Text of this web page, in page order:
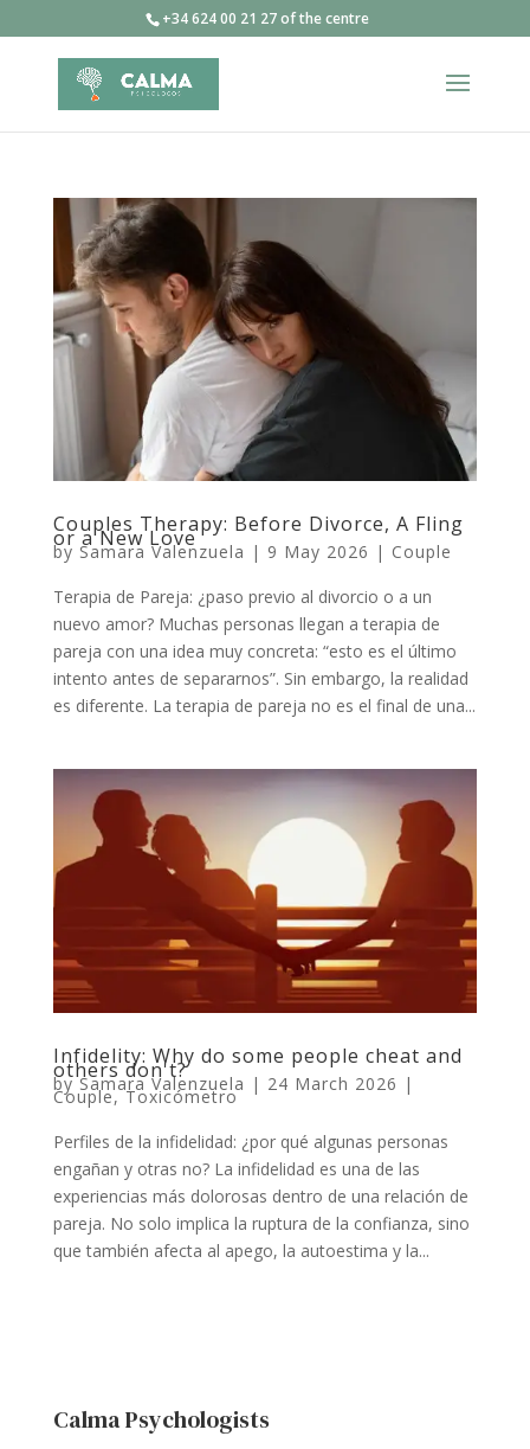
+34 624 00 21 27 of the centre
Couples Therapy: Before Divorce, A Fling
or a New Love
by Samara Valenzuela | 9 May 2026 | Couple
Terapia de Pareja: ¿paso previo al divorcio o a un
nuevo amor? Muchas personas llegan a terapia de
pareja con una idea muy concreta: “esto es el último
intento antes de separarnos”. Sin embargo, la realidad
es diferente. La terapia de pareja no es el final de una...
Infidelity: Why do some people cheat and
others don't?
bySamara Valenzuela | 24 March 2026 |
Couple,Toxicómetro
Perfiles de la infidelidad: ¿por qué algunas personas
engañan y otras no? La infidelidad es una de las
experiencias más dolorosas dentro de una relación de
pareja. No solo implica la ruptura de la confianza, sino
que también afecta al apego, la autoestima y la...
Calma Psychologists